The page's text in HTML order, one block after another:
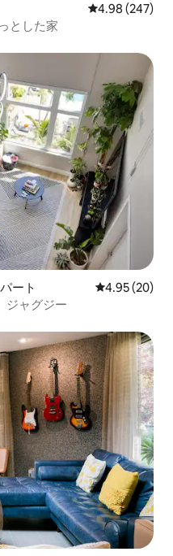
レビュー247
4.98 (247)
とした家
ート レビュー20
4.95 (20)
ジャグジー